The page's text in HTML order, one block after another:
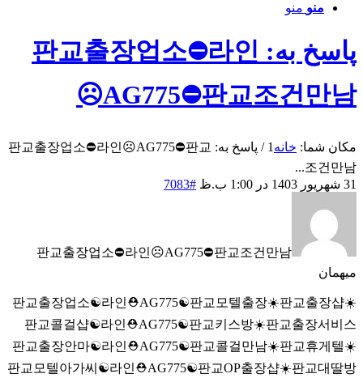
منو منو
پاسخ به: 판교출장업소⛔라인
☹️AG775​​​​​​​⛔판교조건만남
مکان شما: خانه 1
/
پاسخ به: 판교출장업소⛔라인☹️AG775​​​​​​​⛔판교
조건만남...
31 شهریور 1403 در 1:00 ب.ظ
#7083
판교출장업소⛔라인☹️AG775​​​​​​​⛔판교조건만남
میهمان
판교출장업소☯️라인⛑️AG775​​​​​​​☯️판교모텔출장☀️판교출장샵☀️
판교콜걸샵☯️라인⛑️AG775​​​​​​​☯️판교키스방☀️판교출장서비스
판교출장안마☯️라인⛑️AG775​​​​​​​☯️판교콜걸만남☀️판교휴게텔☀️
판교모텔아가씨☯️라인⛑️AG775​​​​​​​☯️판교OP출장샵☀️판교대딸방